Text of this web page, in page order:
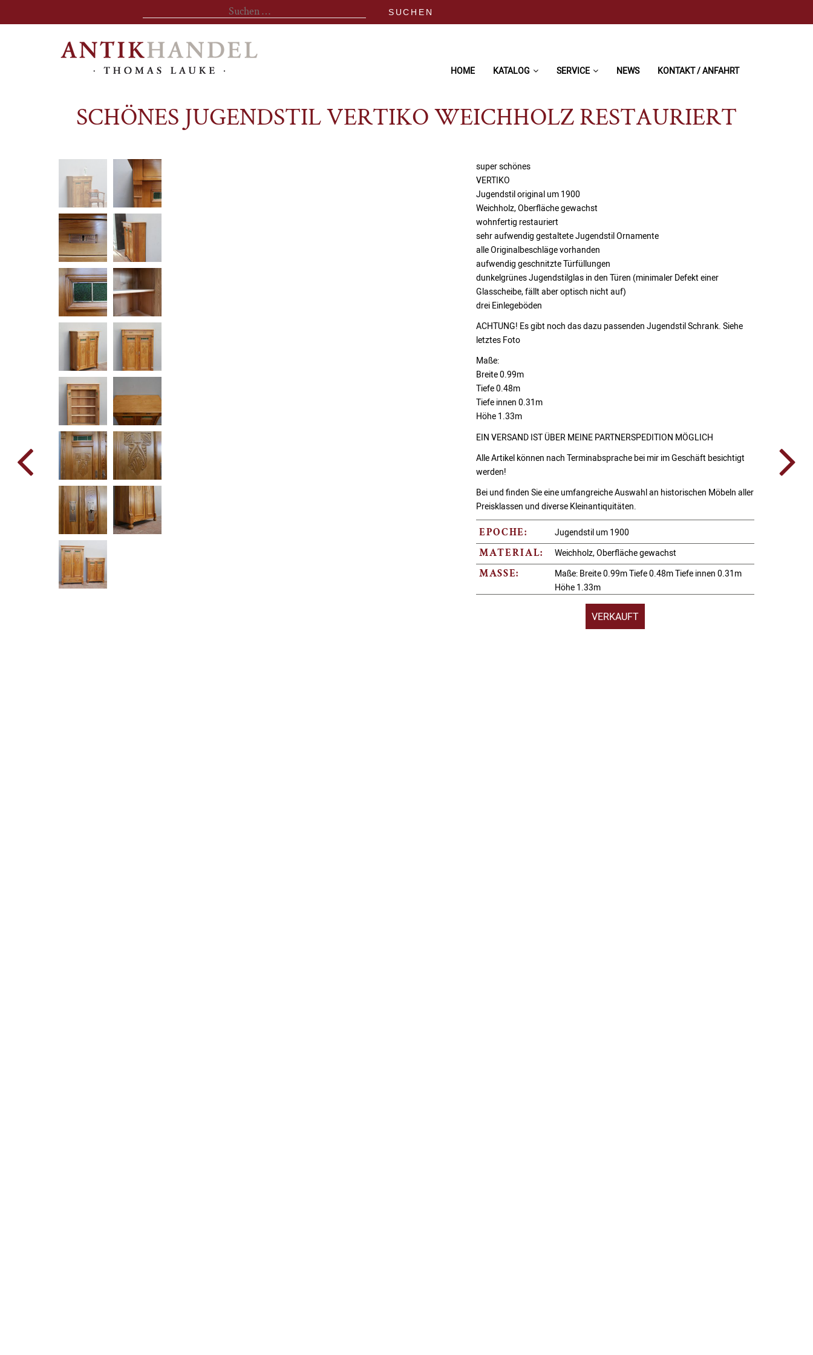
HOME KATALOG SERVICE NEWS KONTAKT / ANFAHRT
SCHÖNES JUGENDSTIL VERTIKO WEICHHOLZ RESTAURIERT
super schönes
VERTIKO
Jugendstil original um 1900
Weichholz, Oberfläche gewachst
wohnfertig restauriert
sehr aufwendig gestaltete Jugendstil Ornamente
alle Originalbeschläge vorhanden
aufwendig geschnitzte Türfüllungen
dunkelgrünes Jugendstilglas in den Türen (minimaler Defekt einer
Glasscheibe, fällt aber optisch nicht auf)
drei Einlegeböden
ACHTUNG! Es gibt noch das dazu passenden Jugendstil Schrank. Siehe
letztes Foto
Maße:
Breite 0.99m
Tiefe 0.48m
Tiefe innen 0.31m
Höhe 1.33m
EIN VERSAND IST ÜBER MEINE PARTNERSPEDITION MÖGLICH
Alle Artikel können nach Terminabsprache bei mir im Geschäft besichtigt
werden!
Bei und finden Sie eine umfangreiche Auswahl an historischen Möbeln aller
Preisklassen und diverse Kleinantiquitäten.
EPOCHE: Jugendstil um 1900
MATERIAL: Weichholz, Oberfläche gewachst
MASSE:
Maße: Breite 0.99m Tiefe 0.48m Tiefe innen 0.31m
Höhe 1.33m
VERKAUFT